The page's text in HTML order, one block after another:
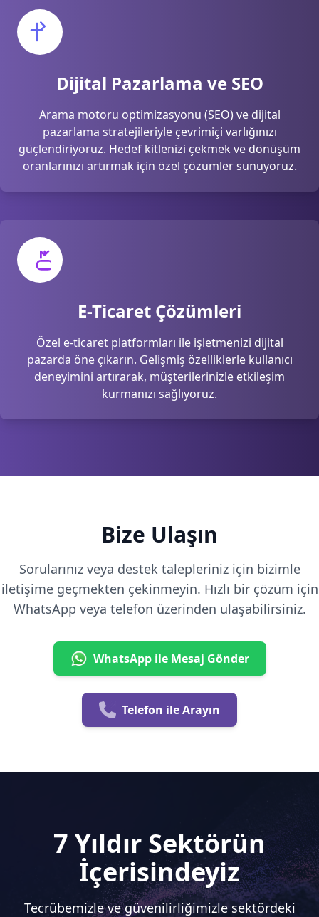
Dijital Pazarlama ve SEO
Arama motoru optimizasyonu (SEO) ve dijital
pazarlama stratejileriyle çevrimiçi varlığınızı
güçlendiriyoruz. Hedef kitlenizi çekmek ve dönüşüm
oranlarınızı artırmak için özel çözümler sunuyoruz.
E-Ticaret Çözümleri
Özel e-ticaret platformları ile işletmenizi dijital
pazarda öne çıkarın. Gelişmiş özelliklerle kullanıcı
deneyimini artırarak, müşterilerinizle etkileşim
kurmanızı sağlıyoruz.
Bize Ulaşın
Sorularınız veya destek talepleriniz için bizimle
iletişime geçmekten çekinmeyin. Hızlı bir çözüm için
WhatsApp veya telefon üzerinden ulaşabilirsiniz.
WhatsApp ile Mesaj Gönder
Telefon ile Arayın
7 Yıldır Sektörün
İçerisindeyiz
Tecrübemizle ve güvenilirliğimizle sektördeki